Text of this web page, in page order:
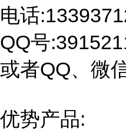
电话
QQ号
或者QQ、微
优势产品: